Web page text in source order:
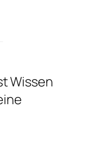
Wissen